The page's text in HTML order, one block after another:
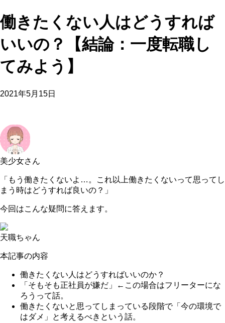
働きたくない人はどうすれば
いいの？【結論：一度転職し
てみよう】
2021年5月15日
美少女さん
「もう働きたくないよ…。これ以上働きたくないって思ってし
まう時はどうすれば良いの？」
今回はこんな疑問に答えます。
天職ちゃん
本記事の内容
働きたくない人はどうすればいいのか？
「そもそも正社員が嫌だ」←この場合はフリーターにな
ろうって話。
働きたくないと思ってしまっている段階で「今の環境で
はダメ」と考えるべきという話。